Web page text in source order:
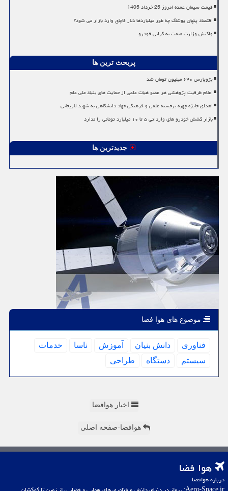
قیمت سیمان عمده امروز 25 خرداد 1405
اقتصاد پنهان پوشاک چه طور میلیاردها دلار قاچاق وارد بازار می شود؟
واکنش وزارت صمت به گرانی خودرو
پربحث ترین ها
پژوپارس ۶۴۰ میلیون تومان شد
اعلام ظرفیت پژوهشی هر عضو هیات علمی از حمایت های بنیاد ملی علم
اهدای جایزه چهره برجسته علمی و فرهنگی جهاد دانشگاهی به شهید لاریجانی
بازار کشش خودرو های وارداتی ۵ تا ۱۰ میلیارد تومانی را ندارد
جدیدترین ها
موضوع های هوا فضا
فناوری دانش بنیان آموزش ناسا
خدمات
سیستم
دستگاه طراحی
اخبار هوافضا
هوافضا-صفحه اصلی
هوا فضا
درباره هوافضا